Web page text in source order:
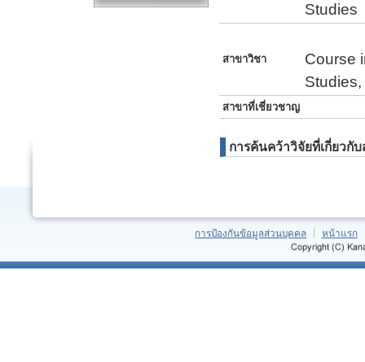
Studies
สาขาวิชา
Course
สาขาที่เชี่ยวชาญ
การค้นคว้าวิจัยที่เกี่ยวกั
การป้องกันข้อมูลส่วนบุคคล หน้าแรก